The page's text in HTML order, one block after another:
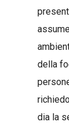
della
dia la